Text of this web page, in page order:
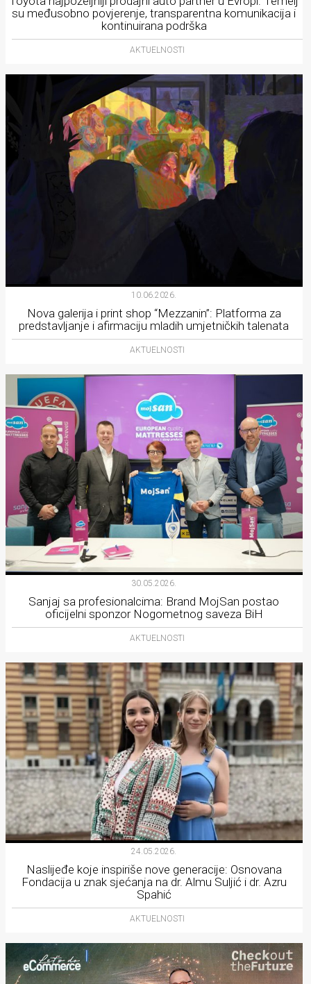
su međusobno povjerenje, transparentna komunikacija i
kontinuirana podrška
AKTUELNOSTI
10.06.2026.
Nova galerija i print shop “Mezzanin”: Platforma za
predstavljanje i afirmaciju mladih umjetničkih talenata
AKTUELNOSTI
30.05.2026.
Sanjaj sa profesionalcima: Brand MojSan postao
oficijelni sponzor Nogometnog saveza BiH
AKTUELNOSTI
24.05.2026.
Naslijeđe koje inspiriše nove generacije: Osnovana
Fondacija u znak sjećanja na dr. Almu Suljić i dr. Azru
Spahić
AKTUELNOSTI